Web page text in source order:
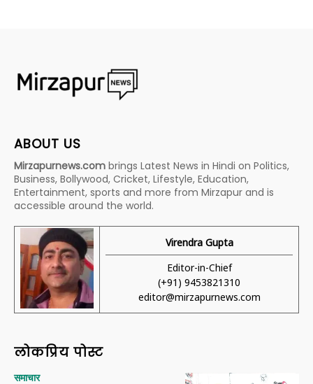
ABOUT US
Mirzapurnews.com brings Latest News in Hindi on Politics,
Business, Bollywood, Cricket, Lifestyle, Education,
Entertainment, sports and more from Mirzapur and is
accessible around the world.
Virendra Gupta
Editor-in-Chief
(+91) 9453821310
editor@mirzapurnews.com
लोकप्रिय पोस्ट
समाचार